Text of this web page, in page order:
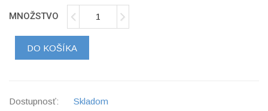
MNOŽSTVO
DO KOŠÍKA
Dostupnosť:
Skladom